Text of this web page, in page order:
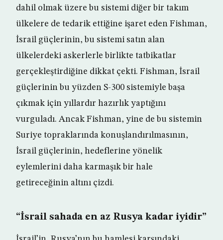
dahil olmak üzere bu sistemi diğer bir takım
ülkelere de tedarik ettiğine işaret eden Fishman,
İsrail güçlerinin, bu sistemi satın alan
ülkelerdeki askerlerle birlikte tatbikatlar
gerçekleştirdiğine dikkat çekti. Fishman, İsrail
güçlerinin bu yüzden S-300 sistemiyle başa
çıkmak için yıllardır hazırlık yaptığını
vurguladı. Ancak Fishman, yine de bu sistemin
Suriye topraklarında konuşlandırılmasının,
İsrail güçlerinin, hedeflerine yönelik
eylemlerini daha karmaşık bir hale
getireceğinin altını çizdi.
“İsrail sahada en az Rusya kadar iyidir”